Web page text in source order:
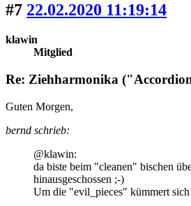
#7 22.02.2020 11:19:14
klawin
Mitglied
Re: Ziehharmonika
Guten Morgen,
bernd schrieb:
@klawin:
da biste beim "cleanen" bischen
hinausgeschossen ;-)
Um die "evil_pieces" kümmert